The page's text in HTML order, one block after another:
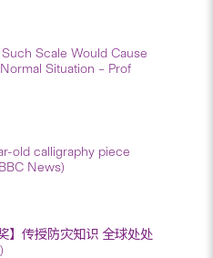
Scale Would Cause
Situation – Prof
old calligraphy piece
News)
】传授防灾知识 全球处处